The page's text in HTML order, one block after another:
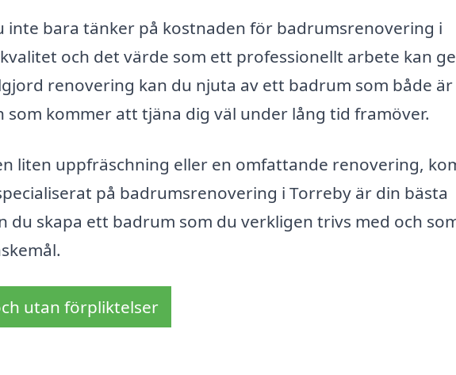
inte bara tänker på kostnaden för badrumsrenovering i
och det värde som ett professionellt arbete kan
renovering kan du njuta av ett badrum som både är
kommer att tjäna dig väl under lång tid framöver.
liten uppfräschning eller en omfattande renovering,
på badrumsrenovering i Torreby är din bästa
du skapa ett badrum som du verkligen trivs med och
utan förpliktelser